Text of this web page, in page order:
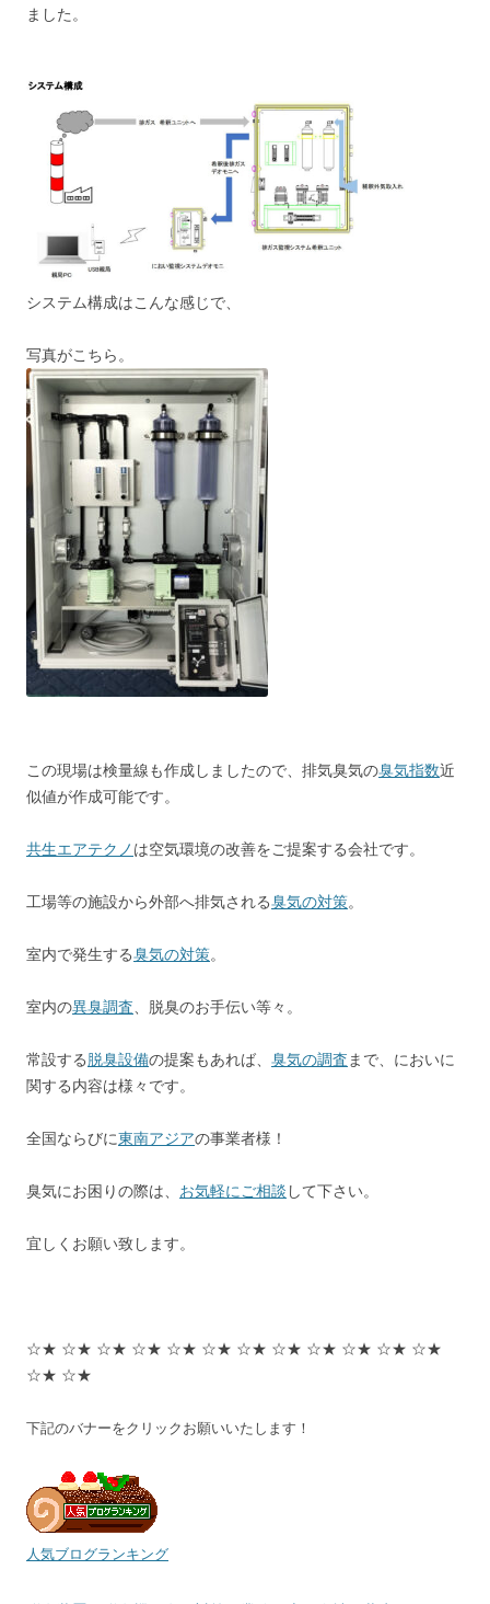
ました。
システム構成はこんな感じで、
写真がこちら。
この現場は検量線も作成しましたので、排気臭気の臭気指数近
似値が作成可能です。
共生エアテクノ は空気環境の改善をご提案する会社です。
工場等の施設から外部へ排気される臭気の対策。
室内で発生する臭気の対策。
室内の異臭調査、脱臭のお手伝い等々。
常設する脱臭設備の提案もあれば、 臭気の調査まで、においに
関する内容は様々です。
全国ならびに東南アジアの事業者様！
臭気にお困りの際は、 お気軽にご相談 して下さい。
宜しくお願い致します。
☆★ ☆★ ☆★ ☆★ ☆★ ☆★ ☆★ ☆★ ☆★ ☆★ ☆★ ☆★
☆★ ☆★
下記のバナーをクリックお願いいたします！
人気ブログランキング